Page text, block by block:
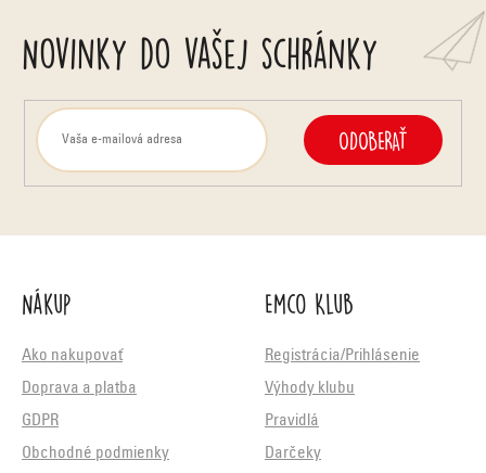
Novinky do vašej schránky
ODOBERAŤ
Nákup
Ako nakupovať
Doprava a platba
GDPR
Obchodné podmienky
Emco Klub
Registrácia/Prihlásenie
Výhody klubu
Pravidlá
Darčeky